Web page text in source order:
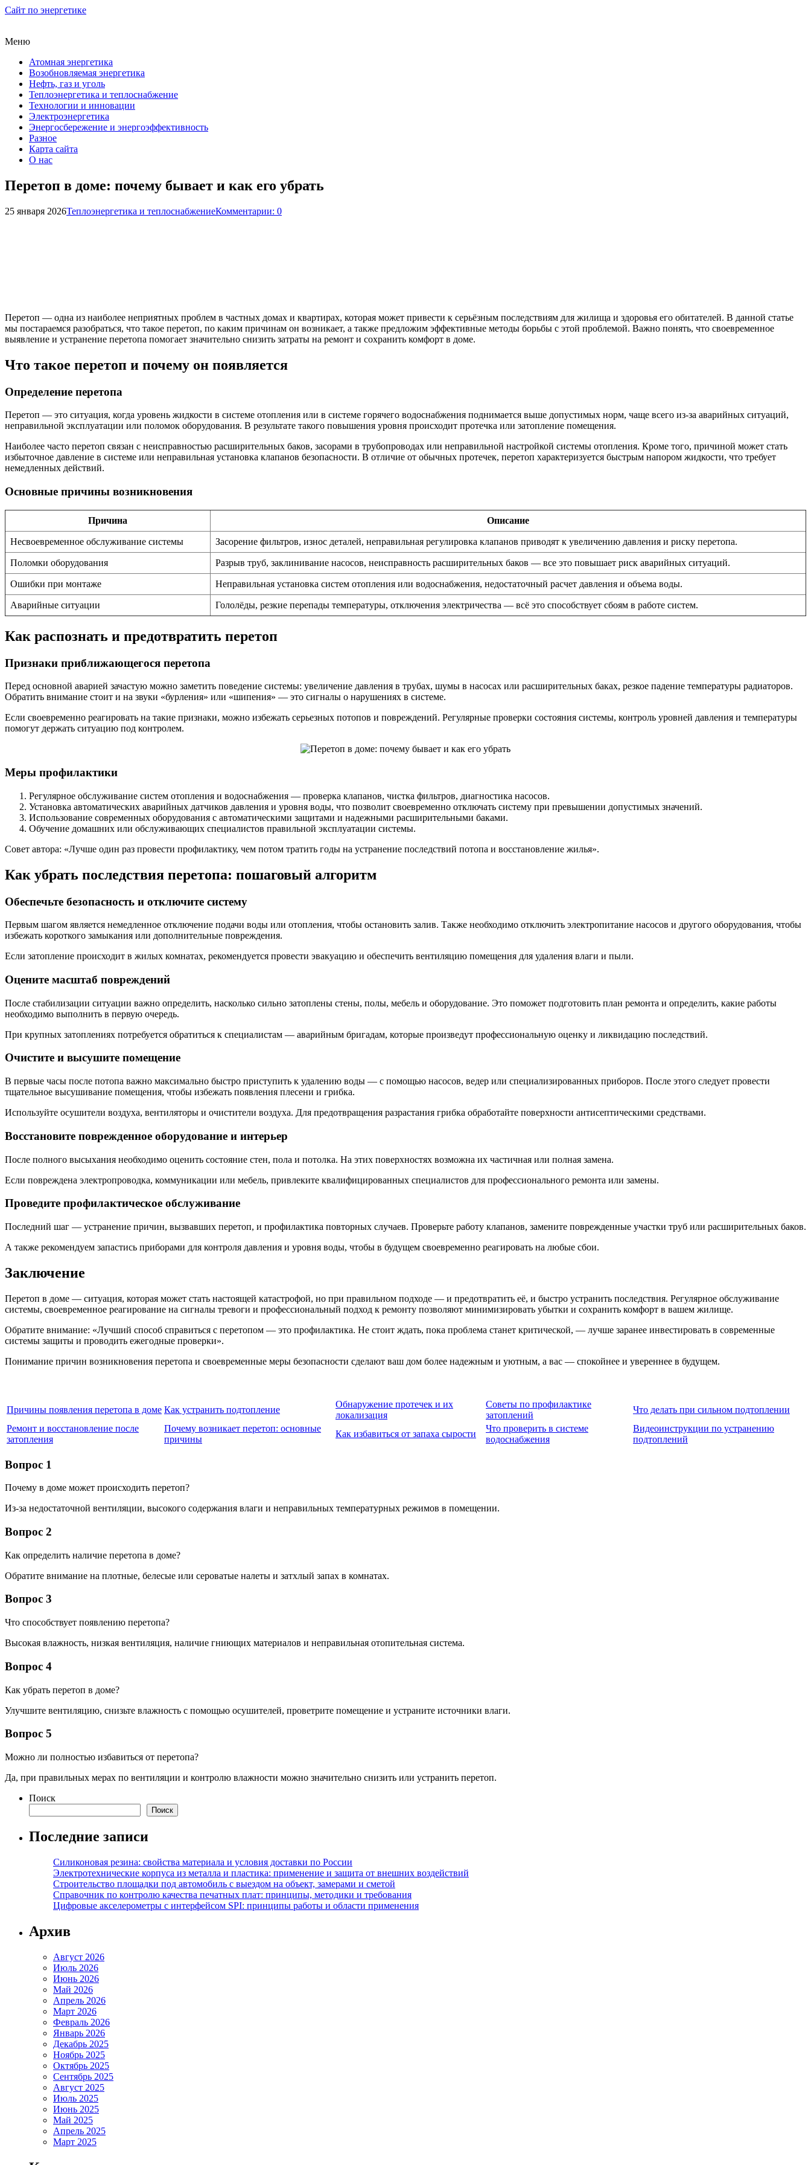
Сайт по энергетике
Меню
Атомная энергетика
Возобновляемая энергетика
Нефть, газ и уголь
Теплоэнергетика и теплоснабжение
Технологии и инновации
Электроэнергетика
Энергосбережение и энергоэффективность
Разное
Карта сайта
О нас
Перетоп в доме: почему бывает и как его убрать
25 января 2026Теплоэнергетика и теплоснабжениеКомментарии: 0
Перетоп — одна из наиболее неприятных проблем в частных домах и квартирах, которая может привести к серьёзным последствиям для жилища и здоровья его обитателей. В данной статье
мы постараемся разобраться, что такое перетоп, по каким причинам он возникает, а также предложим эффективные методы борьбы с этой проблемой. Важно понять, что своевременное
выявление и устранение перетопа помогает значительно снизить затраты на ремонт и сохранить комфорт в доме.
Что такое перетоп и почему он появляется
Определение перетопа
Перетоп — это ситуация, когда уровень жидкости в системе отопления или в системе горячего водоснабжения поднимается выше допустимых норм, чаще всего из-за аварийных ситуаций,
неправильной эксплуатации или поломок оборудования. В результате такого повышения уровня происходит протечка или затопление помещения.
Наиболее часто перетоп связан с неисправностью расширительных баков, засорами в трубопроводах или неправильной настройкой системы отопления. Кроме того, причиной может стать
избыточное давление в системе или неправильная установка клапанов безопасности. В отличие от обычных протечек, перетоп характеризуется быстрым напором жидкости, что требует
немедленных действий.
Основные причины возникновения
Причина Описание
Несвоевременное обслуживание системы Засорение фильтров, износ деталей, неправильная регулировка клапанов приводят к увеличению давления и риску перетопа.
Поломки оборудования Разрыв труб, заклинивание насосов, неисправность расширительных баков — все это повышает риск аварийных ситуаций.
Ошибки при монтаже Неправильная установка систем отопления или водоснабжения, недостаточный расчет давления и объема воды.
Аварийные ситуации Гололёды, резкие перепады температуры, отключения электричества — всё это способствует сбоям в работе систем.
Как распознать и предотвратить перетоп
Признаки приближающегося перетопа
Перед основной аварией зачастую можно заметить поведение системы: увеличение давления в трубах, шумы в насосах или расширительных баках, резкое падение температуры радиаторов.
Обратить внимание стоит и на звуки «бурления» или «шипения» — это сигналы о нарушениях в системе.
Если своевременно реагировать на такие признаки, можно избежать серьезных потопов и повреждений. Регулярные проверки состояния системы, контроль уровней давления и температуры
помогут держать ситуацию под контролем.
Меры профилактики
Регулярное обслуживание систем отопления и водоснабжения — проверка клапанов, чистка фильтров, диагностика насосов.
Установка автоматических аварийных датчиков давления и уровня воды, что позволит своевременно отключать систему при превышении допустимых значений.
Использование современных оборудования с автоматическими защитами и надежными расширительными баками.
Обучение домашних или обслуживающих специалистов правильной эксплуатации системы.
Совет автора: «Лучше один раз провести профилактику, чем потом тратить годы на устранение последствий потопа и восстановление жилья».
Как убрать последствия перетопа: пошаговый алгоритм
Обеспечьте безопасность и отключите систему
Первым шагом является немедленное отключение подачи воды или отопления, чтобы остановить залив. Также необходимо отключить электропитание насосов и другого оборудования, чтобы
избежать короткого замыкания или дополнительные повреждения.
Если затопление происходит в жилых комнатах, рекомендуется провести эвакуацию и обеспечить вентиляцию помещения для удаления влаги и пыли.
Оцените масштаб повреждений
После стабилизации ситуации важно определить, насколько сильно затоплены стены, полы, мебель и оборудование. Это поможет подготовить план ремонта и определить, какие работы
необходимо выполнить в первую очередь.
При крупных затоплениях потребуется обратиться к специалистам — аварийным бригадам, которые произведут профессиональную оценку и ликвидацию последствий.
Очистите и высушите помещение
В первые часы после потопа важно максимально быстро приступить к удалению воды — с помощью насосов, ведер или специализированных приборов. После этого следует провести
тщательное высушивание помещения, чтобы избежать появления плесени и грибка.
Используйте осушители воздуха, вентиляторы и очистители воздуха. Для предотвращения разрастания грибка обработайте поверхности антисептическими средствами.
Восстановите поврежденное оборудование и интерьер
После полного высыхания необходимо оценить состояние стен, пола и потолка. На этих поверхностях возможна их частичная или полная замена.
Если повреждена электропроводка, коммуникации или мебель, привлеките квалифицированных специалистов для профессионального ремонта или замены.
Проведите профилактическое обслуживание
Последний шаг — устранение причин, вызвавших перетоп, и профилактика повторных случаев. Проверьте работу клапанов, замените поврежденные участки труб или расширительных баков.
А также рекомендуем запастись приборами для контроля давления и уровня воды, чтобы в будущем своевременно реагировать на любые сбои.
Заключение
Перетоп в доме — ситуация, которая может стать настоящей катастрофой, но при правильном подходе — и предотвратить её, и быстро устранить последствия. Регулярное обслуживание
системы, своевременное реагирование на сигналы тревоги и профессиональный подход к ремонту позволяют минимизировать убытки и сохранить комфорт в вашем жилище.
Обратите внимание: «Лучший способ справиться с перетопом — это профилактика. Не стоит ждать, пока проблема станет критической, — лучше заранее инвестировать в современные
системы защиты и проводить ежегодные проверки».
Понимание причин возникновения перетопа и своевременные меры безопасности сделают ваш дом более надежным и уютным, а вас — спокойнее и увереннее в будущем.
Причины появления перетопа в доме Как устранить подтопление
Обнаружение протечек и их
локализация
Советы по профилактике
затоплений
Что делать при сильном подтоплении
Ремонт и восстановление после
затопления
Почему возникает перетоп: основные
причины
Как избавиться от запаха сырости
Что проверить в системе
водоснабжения
Видеоинструкции по устранению
подтоплений
Вопрос 1
Почему в доме может происходить перетоп?
Из-за недостаточной вентиляции, высокого содержания влаги и неправильных температурных режимов в помещении.
Вопрос 2
Как определить наличие перетопа в доме?
Обратите внимание на плотные, белесые или сероватые налеты и затхлый запах в комнатах.
Вопрос 3
Что способствует появлению перетопа?
Высокая влажность, низкая вентиляция, наличие гниющих материалов и неправильная отопительная система.
Вопрос 4
Как убрать перетоп в доме?
Улучшите вентиляцию, снизьте влажность с помощью осушителей, проветрите помещение и устраните источники влаги.
Вопрос 5
Можно ли полностью избавиться от перетопа?
Да, при правильных мерах по вентиляции и контролю влажности можно значительно снизить или устранить перетоп.
Поиск
Поиск
Последние записи
Силиконовая резина: свойства материала и условия доставки по России
Электротехнические корпуса из металла и пластика: применение и защита от внешних воздействий
Строительство площадки под автомобиль с выездом на объект, замерами и сметой
Справочник по контролю качества печатных плат: принципы, методики и требования
Цифровые акселерометры с интерфейсом SPI: принципы работы и области применения
Архив
Август 2026
Июль 2026
Июнь 2026
Май 2026
Апрель 2026
Март 2026
Февраль 2026
Январь 2026
Декабрь 2025
Ноябрь 2025
Октябрь 2025
Сентябрь 2025
Август 2025
Июль 2025
Июнь 2025
Май 2025
Апрель 2025
Март 2025